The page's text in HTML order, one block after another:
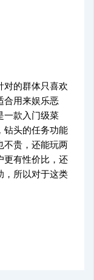
对的群体只喜欢
合用来娱乐恶
一款入门级菜
钻头的任务功能
不贵，还能玩两
更有性价比，还
，所以对于这类